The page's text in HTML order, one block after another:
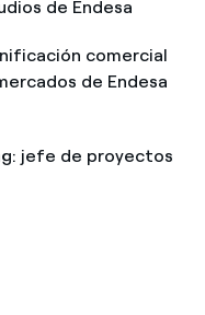
de Endesa
comercial
de Endesa
jefe de proyectos